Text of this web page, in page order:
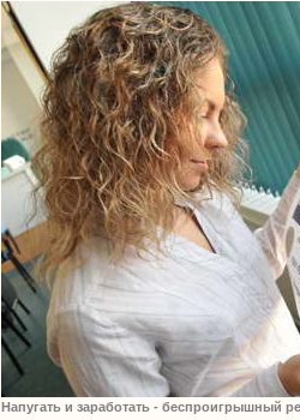
Напугать и заработать - беспроигрышный